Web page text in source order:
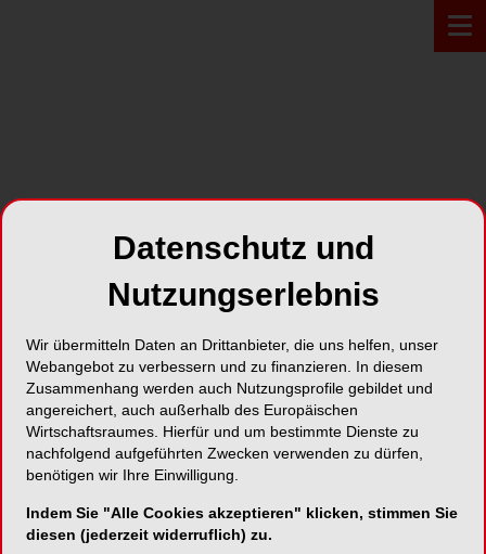
PROFIL*
SENTADO GmbH
59063 Hamm
Karte
Telefon:
02381-3380910
Datenschutz und
Nutzungserlebnis
Wir übermitteln Daten an Drittanbieter, die uns helfen, unser
Webangebot zu verbessern und zu finanzieren. In diesem
Zusammenhang werden auch Nutzungsprofile gebildet und
angereichert, auch außerhalb des Europäischen
Wirtschaftsraumes. Hierfür und um bestimmte Dienste zu
nachfolgend aufgeführten Zwecken verwenden zu dürfen,
benötigen wir Ihre Einwilligung.
Indem Sie "Alle Cookies akzeptieren" klicken, stimmen Sie
diesen (jederzeit widerruflich) zu.